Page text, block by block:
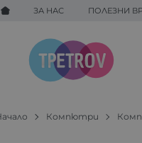
ЗА НАС ПОЛЕЗНИ
Компютри